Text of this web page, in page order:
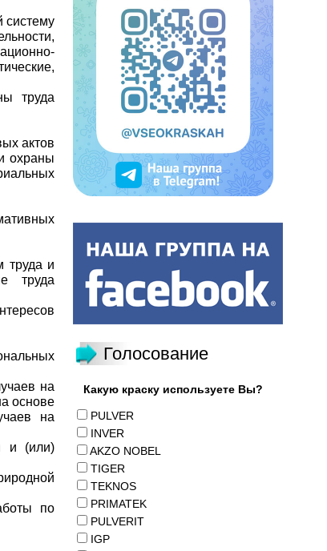
систему
труда
актов
охраны
труда и
труда
на
основе
на
и (или)
по
Голосование
Какую краску используете Вы?
PULVER
INVER
AKZO NOBEL
TIGER
TEKNOS
PRIMATEK
PULVERIT
IGP